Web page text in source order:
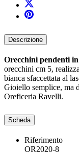
Descrizione
Orecchini pendenti
orecchini cm 5,
bianca sfaccettata al
Gioiello semplice, ma
Oreficeria Ravelli.
Scheda
Riferimento
OR2020-8